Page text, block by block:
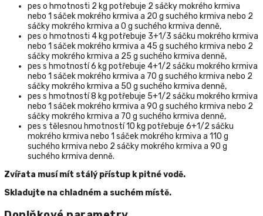
pes o hmotnosti 2 kg potřebuje 2 sáčky mokrého krmiva
nebo 1 sáček mokrého krmiva a 20 g suchého krmiva nebo 2
sáčky mokrého krmiva a 0 g suchého krmiva denně,
pes o hmotnosti 4 kg potřebuje 3+1/3 sáčku mokrého krmiva
nebo 1 sáček mokrého krmiva a 45 g suchého krmiva nebo 2
sáčky mokrého krmiva a 25 g suchého krmiva denně,
pes s hmotností 6 kg potřebuje 4+1/2 sáčku mokrého krmiva
nebo 1 sáček mokrého krmiva a 70 g suchého krmiva nebo 2
sáčky mokrého krmiva a 50 g suchého krmiva denně,
pes s hmotností 8 kg potřebuje 5+1/2 sáčku mokrého krmiva
nebo 1 sáček mokrého krmiva a 90 g suchého krmiva nebo 2
sáčky mokrého krmiva a 70 g suchého krmiva denně,
pes s tělesnou hmotností 10 kg potřebuje 6+1/2 sáčku
mokrého krmiva nebo 1 sáček mokrého krmiva a 110 g
suchého krmiva nebo 2 sáčky mokrého krmiva a 90 g
suchého krmiva denně.
Zvířata musí mít stálý přístup k pitné vodě.
Skladujte na chladném a suchém místě.